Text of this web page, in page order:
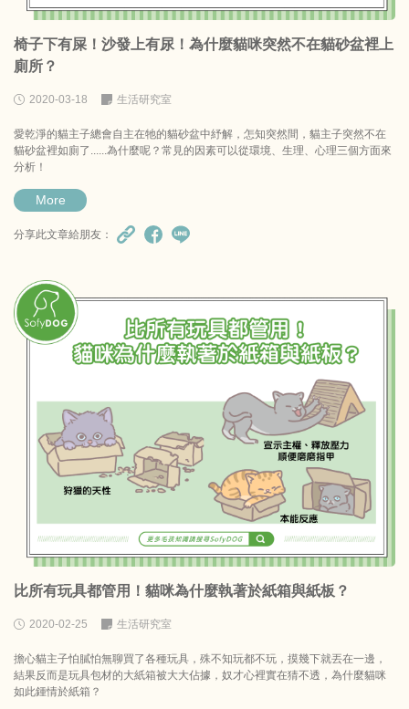
椅子下有屎！沙發上有尿！為什麼貓咪突然不在貓砂盆裡上
廁所？
2020-03-18 生活研究室
愛乾淨的貓主子總會自主在牠的貓砂盆中紓解，怎知突然間，貓主子突然不在
貓砂盆裡如廁了......為什麼呢？常見的因素可以從環境、生理、心理三個方面來
分析！
More
分享此文章給朋友：
比所有玩具都管用！貓咪為什麼執著於紙箱與紙板？
2020-02-25 生活研究室
擔心貓主子怕膩怕無聊買了各種玩具，殊不知玩都不玩，摸幾下就丟在一邊，
結果反而是玩具包材的大紙箱被大大佔據，奴才心裡實在猜不透，為什麼貓咪
如此鍾情於紙箱？